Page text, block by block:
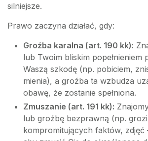
silniejsze.
Prawo zaczyna działać, gdy:
Groźba karalna (art. 190 kk):
lub Twoim bliskim popełnieniem
Waszą szkodę (np. pobiciem,
mienia), a groźba ta wzbudza
obawę, że zostanie spełniona.
Zmuszanie (art. 191 kk):
lub groźbę bezprawną (np.
kompromitujących faktów, zdjęć